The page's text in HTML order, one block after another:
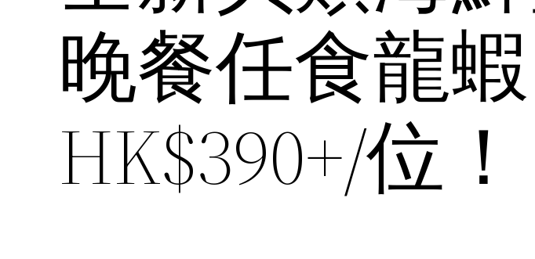
晚餐任食龍
HK$390+/位！